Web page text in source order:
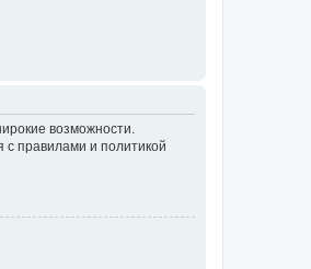
возможности.
правилами и политикой